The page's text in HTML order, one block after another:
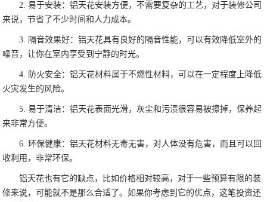
2. 易于安装：铝天花安装方便，不需要复杂的工艺，对于装修公司
来说，节省了不少时间和人力成本。
3. 隔音效果好：铝天花具有良好的隔音性能，可以有效降低室外的
噪音，让你在室内享受到宁静的时光。
4. 防火安全：铝天花材料属于不燃性材料，可以在一定程度上降低
火灾发生的风险。
5. 易于清洁：铝天花表面光滑，灰尘和污渍很容易被擦掉，保养起
来非常方便。
6. 环保健康：铝天花材料无毒无害，对人体没有危害，而且可以回
收利用，非常环保。
铝天花也有它的缺点，比如价格相对较高，对于一些预算有限的装
修来说，可能就不是那么合适了。如果你考虑到它的优点，这笔投资还